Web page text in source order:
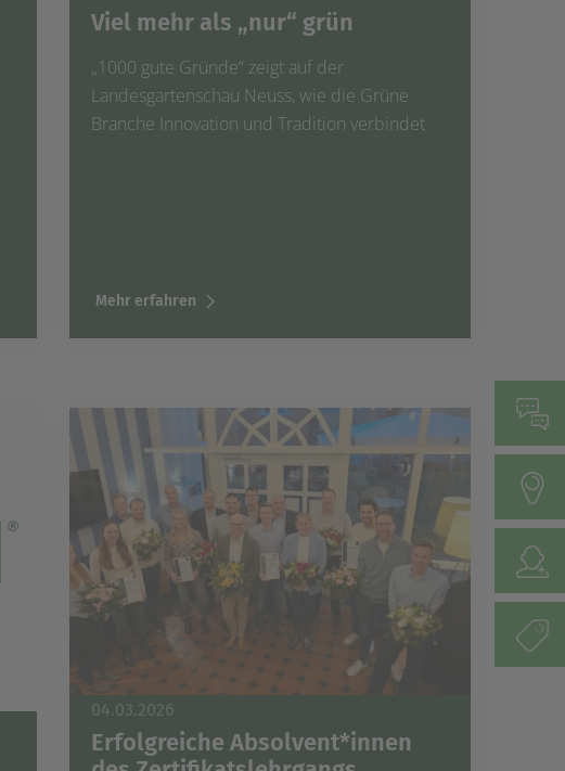
Viel mehr als „nur“ grün
„1000 gute Gründe“ zeigt auf der
Landesgartenschau Neuss, wie die Grüne
Branche Innovation und Tradition verbindet
Mehr erfahren
04.03.2026
Erfolgreiche Absolvent*innen